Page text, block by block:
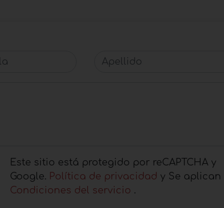
Apellido
Este sitio está protegido por reCAPTCHA y
Google. Política de privacidad y Se aplican
Condiciones del servicio .